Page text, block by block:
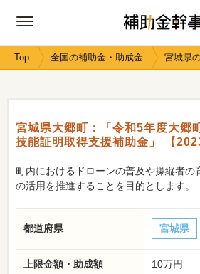
Top 全国の補助金・助成金 宮城県
宮城県大郷町：「令和5年度大郷
技能証明取得支援補助金」 【
町内におけるドローンの普及や操縦者の
の活用を推進することを目的とします。
都道府県 宮城県
上限金額・助成額 10万円